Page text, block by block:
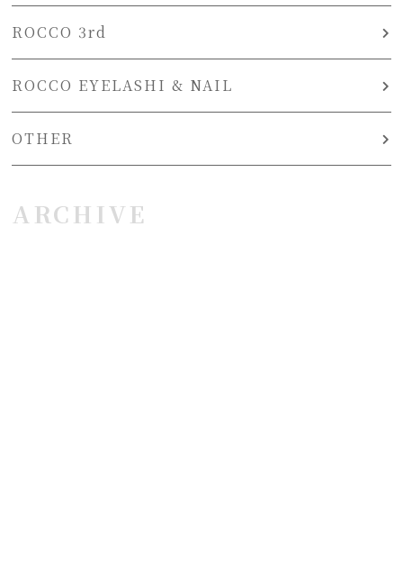
ROCCO 3rd
ROCCO EYELASHI & NAIL
OTHER
ARCHIVE